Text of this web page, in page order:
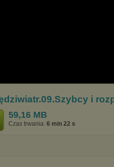
i
59,16 MB
Czas trwania: 6 min 22 s